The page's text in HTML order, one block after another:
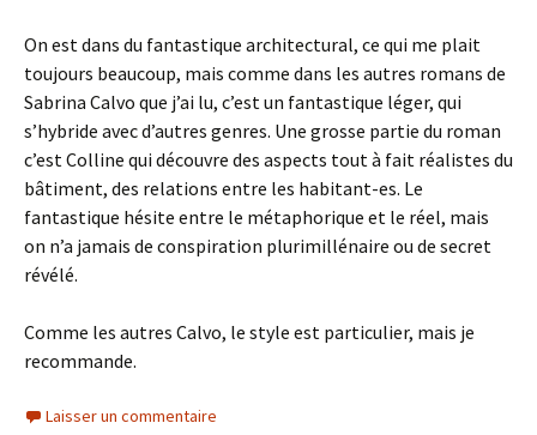
On est dans du fantastique architectural, ce qui me plait
toujours beaucoup, mais comme dans les autres romans de
Sabrina Calvo que j’ai lu, c’est un fantastique léger, qui
s’hybride avec d’autres genres. Une grosse partie du roman
c’est Colline qui découvre des aspects tout à fait réalistes du
bâtiment, des relations entre les habitant-es. Le
fantastique hésite entre le métaphorique et le réel, mais
on n’a jamais de conspiration plurimillénaire ou de secret
révélé.
Comme les autres Calvo, le style est particulier, mais je
recommande.
Laisser un commentaire